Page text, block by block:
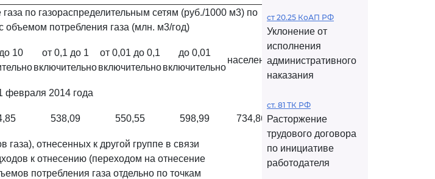
по газораспределительным сетям (руб./1000 м3) по
объемом потребления газа (млн. м3/год)
10
от 0,1 до 1
включительно
от 0,01 до 0,1
включительно
до 0,01
включительно
население
февраля 2014 года
538,09 550,55 598,99 734,86
отнесенных к другой группе в связи
к отнесению (переходом на отнесение
потребления газа отдельно по точкам
ст 20.25 КоАП РФ
Уклонение от
исполнения
административного
наказания
ст. 81 ТК РФ
Расторжение
трудового договора
по инициативе
работодателя